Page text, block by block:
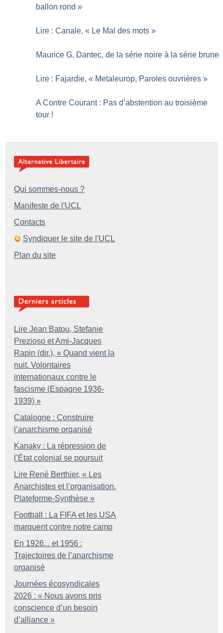
ballon rond »
Lire : Canale, « Le Mal des mots »
Maurice G. Dantec, de la série noire à la série brune
Lire : Fajardie, « Metaleurop, Paroles ouvrières »
A Contre Courant : Pas d’abstention au troisième
tour !
Qui sommes-nous ?
Manifeste de l'UCL
Contacts
Syndiquer le site de l'UCL
Plan du site
Lire Jean Batou, Stefanie
Prezioso et Ami-Jacques
Rapin (dir.), « Quand vient la
nuit. Volontaires
internationaux contre le
fascisme (Espagne 1936-
1939) »
Catalogne : Construire
l’anarchisme organisé
Kanaky : La répression de
l’État colonial se poursuit
Lire René Berthier, « Les
Anarchistes et l’organisation.
Plateforme-Synthèse »
Football : La FIFA et les USA
marquent contre notre camp
En 1926... et 1956 :
Trajectoires de l’anarchisme
organisé
Journées écosyndicales
2026 : « Nous avons pris
conscience d’un besoin
d’alliance »